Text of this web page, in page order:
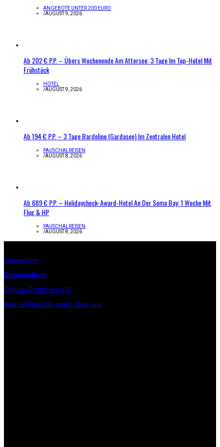
ANGEBOTE UNTER 200 EURO
/AUGUST 9, 2026
Ab 202 € P.P. – Übers Wochenende Am Attersee: 3 Tage Im Top-Hotel Mit
Frühstück
HOTEL
/AUGUST 9, 2026
Ab 194 € P.P. – 3 Tage Bardolino (Gardasee) Im Zentralen Hotel
PAUSCHALREISEN
/AUGUST 8, 2026
Ab 689 € P.P. – Holidaycheck-Award-Hotel An Der Soma Bay: 1 Woche Mit
Flug & HP
PAUSCHALREISEN
/AUGUST 8, 2026
Impressum
Datenschutz
Cookie-Richtlinien EU
Hiererfährst Du mehr über uns